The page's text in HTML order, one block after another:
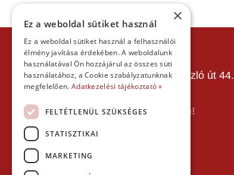
KAPCSOLAT
Gokart Sport Vác
Gokartpálya: 2600 Vác, Szent László út 44.
Telefon:+36303601015
Írj nekem itt a kapcsolat űrlapon!
Térkép:
×
Ez a weboldal sütiket használ
Ez a weboldal sütiket használ a felhasználói
élmény javítása érdekében. A weboldalunk
használatával Ön hozzájárul az összes süti
használatához, a Cookie szabályzatunknak
megfelelően. Adatkezelési tájékoztató »
FELTÉTLENÜL SZÜKSÉGES
STATISZTIKAI
MARKETING